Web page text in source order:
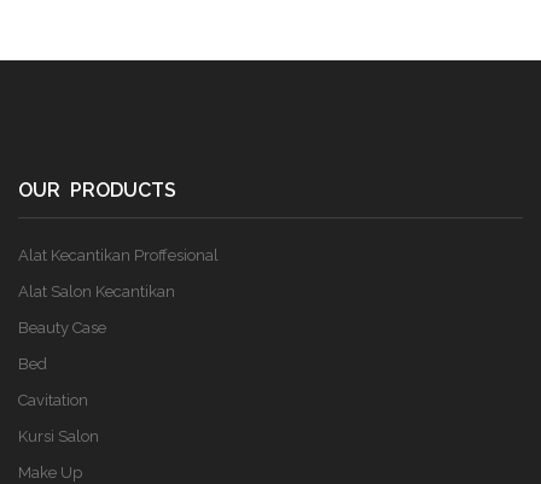
OUR PRODUCTS
Alat Kecantikan Proffesional
Alat Salon Kecantikan
Beauty Case
Bed
Cavitation
Kursi Salon
Make Up